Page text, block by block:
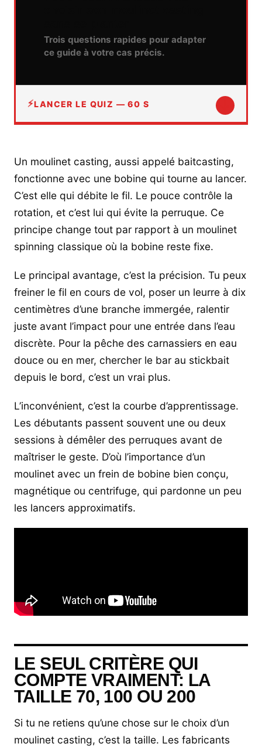
Trois questions rapides pour adapter
ce guide à votre cas précis.
LANCER LE QUIZ — 60 S
Un moulinet casting, aussi appelé baitcasting,
fonctionne avec une bobine qui tourne au lancer.
C’est elle qui débite le fil. Le pouce contrôle la
rotation, et c’est lui qui évite la perruque. Ce
principe change tout par rapport à un moulinet
spinning classique où la bobine reste fixe.
Le principal avantage, c’est la précision. Tu peux
freiner le fil en cours de vol, poser un leurre à dix
centimètres d’une branche immergée, ralentir
juste avant l’impact pour une entrée dans l’eau
discrète. Pour la pêche des carnassiers en eau
douce ou en mer, chercher le bar au stickbait
depuis le bord, c’est un vrai plus.
L’inconvénient, c’est la courbe d’apprentissage.
Les débutants passent souvent une ou deux
sessions à démêler des perruques avant de
maîtriser le geste. D’où l’importance d’un
moulinet avec un frein de bobine bien conçu,
magnétique ou centrifuge, qui pardonne un peu
les lancers approximatifs.
LE SEUL CRITÈRE QUI
COMPTE VRAIMENT: LA
TAILLE 70, 100 OU 200
Si tu ne retiens qu’une chose sur le choix d’un
moulinet casting, c’est la taille. Les fabricants